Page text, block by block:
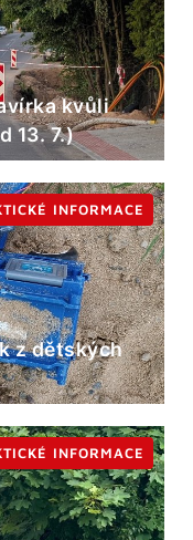
kvůli
13. 7.)
z dětských
INFORMACE
INFORMACE